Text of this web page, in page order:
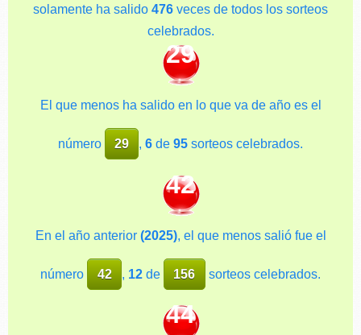
solamente ha salido 476 veces de todos los sorteos
celebrados.
29
El que menos ha salido en lo que va de año es el
número 29 ,6 de95 sorteos celebrados.
42
En el año anterior (2025), el que menos salió fue el
número 42 , 12 de 156 sorteos celebrados.
44